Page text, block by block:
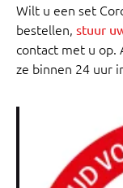
Wilt u een set
bestellen, stuur
contact met u op.
ze binnen 24 uur